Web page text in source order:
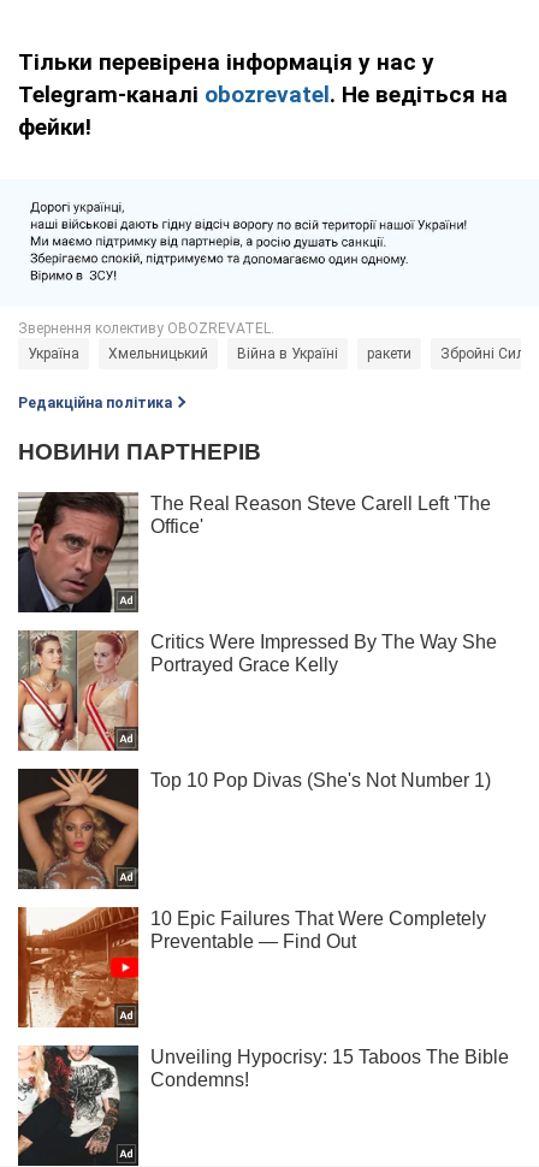
Тільки перевірена інформація у нас у
Telegram-каналі obozrevatel. Не ведіться на
фейки!
Україна Хмельницький Війна в Україні ракети Збройні Сили
Редакційна політика